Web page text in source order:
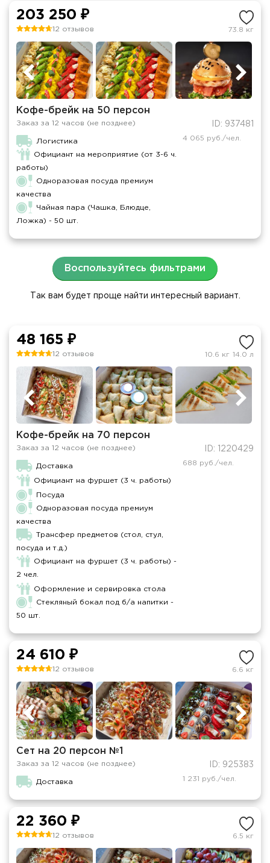
203 250 ₽
12 отзывов 73.8 кг
Кофе-брейк на 50 персон
Заказ за 12 часов (не позднее) ID: 937481
Логистика
Официант на мероприятие (от 3-6 ч.
работы)
Одноразовая посуда премиум
качества
Чайная пара (Чашка, Блюдце,
Ложка) - 50 шт.
4 065 руб./чел.
Воспользуйтесь фильтрами
Так вам будет проще найти интересный вариант.
48 165 ₽
12 отзывов 10.6 кг 14.0 л
Кофе-брейк на 70 персон
Заказ за 12 часов (не позднее) ID: 1220429
Доставка
Официант на фуршет (3 ч. работы)
Посуда
Одноразовая посуда премиум
качества
Трансфер предметов (стол, стул,
посуда и т.д.)
Официант на фуршет (3 ч. работы) -
2 чел.
Оформление и сервировка стола
Стекляный бокал под б/а напитки -
50 шт.
688 руб./чел.
24 610 ₽
12 отзывов 6.6 кг
Сет на 20 персон №1
Заказ за 12 часов (не позднее) ID: 925383
Доставка 1 231 руб./чел.
22 360 ₽
12 отзывов 6.5 кг